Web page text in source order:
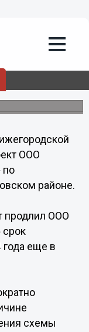
может
в 2014
проект
ООО
по
районе.
продлил ООО
срок
года еще в
схемы